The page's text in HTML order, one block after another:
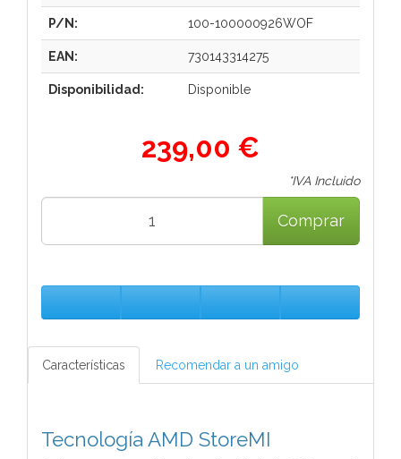
P/N: 100-100000926WOF
EAN: 730143314275
Disponibilidad: Disponible
239,00 €
*IVA Incluido
Comprar
Características Recomendar a un amigo
Tecnología AMD StoreMI